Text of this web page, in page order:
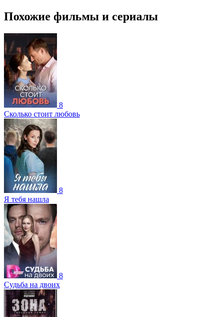
Похожие фильмы и сериалы
8
Сколько стоит любовь
8
Я тебя нашла
8
Судьба на двоих